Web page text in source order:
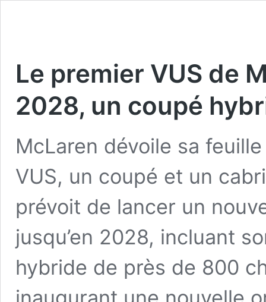
Le premier VUS de
2028, un coupé
McLaren dévoile sa
VUS, un coupé et un
prévoit de lancer un
jusqu’en 2028, incluant
hybride de près de 800